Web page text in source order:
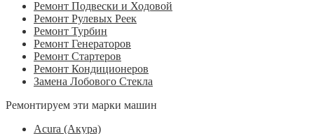
Ремонт Подвески и Ходовой
Ремонт Рулевых Реек
Ремонт Турбин
Ремонт Генераторов
Ремонт Стартеров
Ремонт Кондиционеров
Замена Лобового Стекла
Ремонтируем эти марки машин
Acura (Акура)